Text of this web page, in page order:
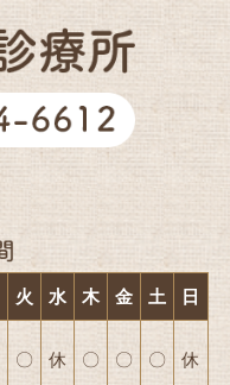
火 水 木 金 土 日
〇 休 〇 〇 〇 休